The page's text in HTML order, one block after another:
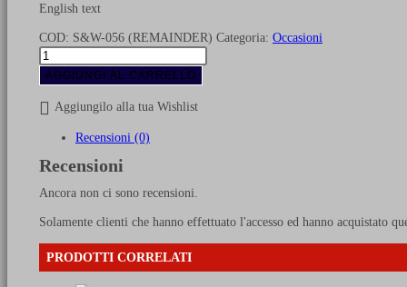
English text
COD: S&W-056 (REMAINDER) Categoria: Occasioni
Aerostiers:
French
Revolutionary
war
ballon
engineers
quantità
AGGIUNGI AL CARRELLO
Aggiungilo alla tua Wishlist
Recensioni (0)
Recensioni
Ancora non ci sono recensioni.
Solamente clienti che hanno effettuato l'accesso ed hanno acquistato
PRODOTTI CORRELATI